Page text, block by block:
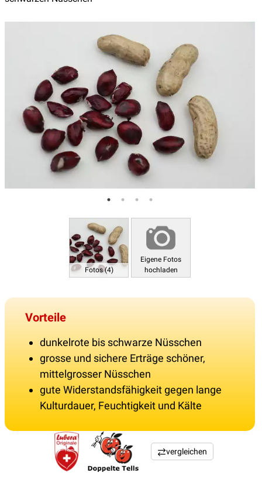
Fotos (4)
Eigene Fotos
hochladen
Vorteile
dunkelrote bis schwarze Nüsschen
grosse und sichere Erträge schöner,
mittelgrosser Nüsschen
gute Widerstandsfähigkeit gegen lange
Kulturdauer, Feuchtigkeit und Kälte
vergleichen